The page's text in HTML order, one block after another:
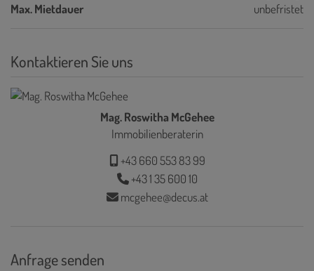
Max. Mietdauer
unbefristet
Kontaktieren Sie uns
Mag. Roswitha McGehee
Immobilienberaterin
+43 660 553 83 99
+43 1 35 600 10
mcgehee@decus.at
Anfrage senden